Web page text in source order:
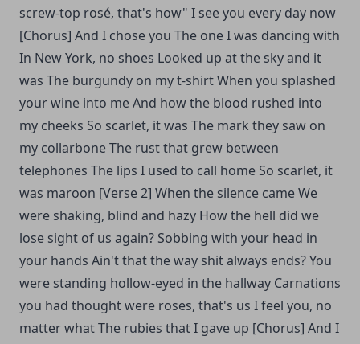
screw-top rosé, that's how" I see you every day now
[Chorus] And I chose you The one I was dancing with
In New York, no shoes Looked up at the sky and it
was The burgundy on my t-shirtWhen you splashed
your wine into meAnd how the blood rushed into
my cheeks So scarlet, it was The mark thеy saw on
my collarbone The rust that grew bеtween
telephones The lips I used to call home So scarlet, it
was maroon [Verse 2] When the silence cameWe
were shaking, blind and hazy How the hell did we
lose sight of us again? Sobbing with your head in
your hands Ain't that the way shit always ends? You
were standing hollow-eyed in the hallway Carnations
you had thought were roses, that's us I feel you, no
matter whatThe rubies that I gave up [Chorus] And I